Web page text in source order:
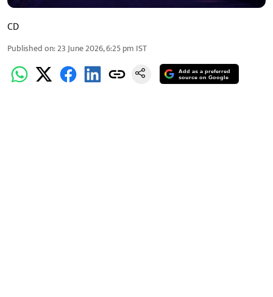
CD
Published on:23 June 2026, 6:25 pm IST
Add as a preferred
source on Google